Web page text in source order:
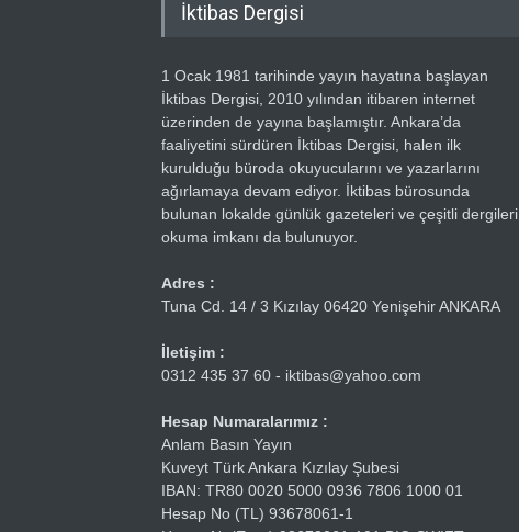
İktibas Dergisi
1 Ocak 1981 tarihinde yayın hayatına başlayan
İktibas Dergisi, 2010 yılından itibaren internet
üzerinden de yayına başlamıştır. Ankara’da
faaliyetini sürdüren İktibas Dergisi, halen ilk
kurulduğu büroda okuyucularını ve yazarlarını
ağırlamaya devam ediyor. İktibas bürosunda
bulunan lokalde günlük gazeteleri ve çeşitli dergileri
okuma imkanı da bulunuyor.
Adres :
Tuna Cd. 14 / 3 Kızılay 06420 Yenişehir ANKARA
İletişim :
0312 435 37 60 - iktibas@yahoo.com
Hesap Numaralarımız :
Anlam Basın Yayın
Kuveyt Türk Ankara Kızılay Şubesi
IBAN: TR80 0020 5000 0936 7806 1000 01
Hesap No (TL) 93678061-1